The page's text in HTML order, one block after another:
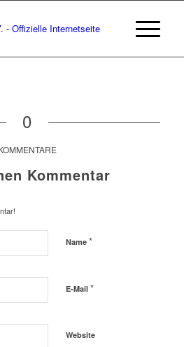
0
Kommentar
Name *
E-Mail *
Website